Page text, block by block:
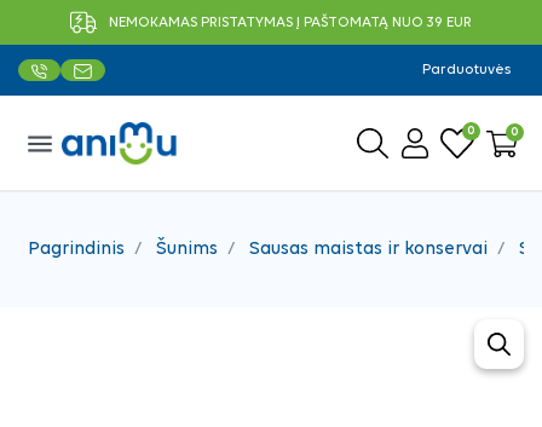
NEMOKAMAS PRISTATYMAS Į PAŠTOMATĄ NUO 39 EUR
Parduotuvės
menu 0 0
Pagrindinis Šunims Sausas maistas ir konservai